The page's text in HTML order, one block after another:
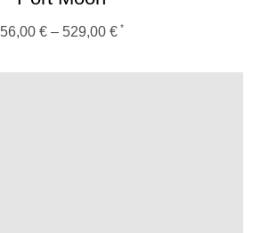
56,00 €– 529,00 €